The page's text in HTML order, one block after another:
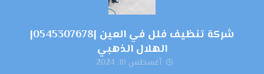
شركة تنظيف فلل في العين |0545307678|
الهلال الذهبي
أغسطس 10, 2024